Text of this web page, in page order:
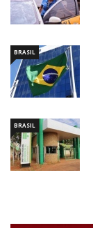
BRASIL
BRASIL